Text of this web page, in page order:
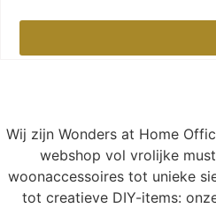
Wij zijn Wonders at Home
webshop vol vrolijke
woonaccessoires tot unieke
tot creatieve DIY-items: